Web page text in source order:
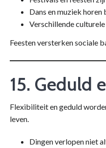
Dans en muziek
Verschillende
Feesten versterken sociale
15. Geduld
Flexibiliteit en geduld
leven.
Dingen verlopen niet